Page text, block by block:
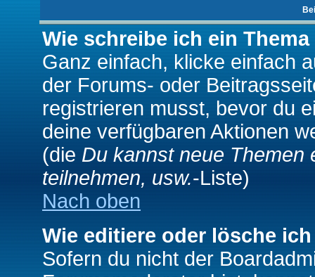
Wie schreibe ich ein
Ganz einfach, klicke einfach
der Forums- oder
registrieren musst, bevor du
deine verfügbaren Aktionen
(die Du kannst neue Themen
teilnehmen, usw.-Liste)
Nach oben
Wie editiere oder lösche
Sofern du nicht der